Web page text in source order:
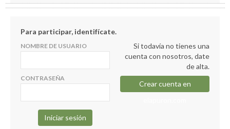
Para participar, identifícate.
NOMBRE DE USUARIO
CONTRASEÑA
Si todavía no tienes una
cuenta con nosotros, date
de alta.
Crear cuenta en